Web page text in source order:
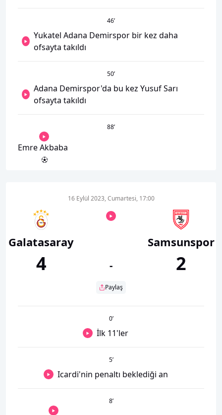
46’
Yukatel Adana Demirspor bir kez daha
ofsayta takıldı
50’
Adana Demirspor'da bu kez Yusuf Sarı
ofsayta takıldı
88’
Emre Akbaba
Galatasaray
4
16 Eylül 2023, Cumartesi, 17:00
-
Paylaş
Samsunspor
2
0’
İlk 11'ler
5’
Icardi'nin penaltı beklediği an
8’